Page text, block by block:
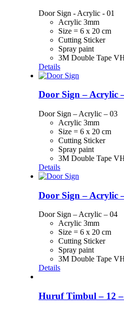
Door Sign - Acrylic - 01
Acrylic 3mm
Size = 6 x 20 cm
Cutting Sticker
Spray paint
3M Double Tape
Details
Door Sign – Acrylic
Door Sign – Acrylic – 03
Acrylic 3mm
Size = 6 x 20 cm
Cutting Sticker
Spray paint
3M Double Tape
Details
Door Sign – Acrylic
Door Sign – Acrylic – 04
Acrylic 3mm
Size = 6 x 20 cm
Cutting Sticker
Spray paint
3M Double Tape
Details
Huruf Timbul – 12